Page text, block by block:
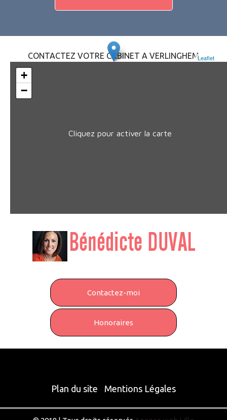
CONTACTEZ VOTRE CABINET A VERLINGHEM
Cliquez pour activer la carte
+
−
Leaflet
Contactez-moi
Honoraires
Plan du site Mentions Légales